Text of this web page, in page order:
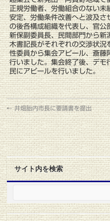
正規労働者、労働組合のない
安定、労働条件改善へと波及
の後各構成組織を代表し、官
新保副委員長、民間部門から
木書記長がそれぞれの交渉状
性委員から集会アピール、斎
行いました。集会終了後、デ
民にアピールを行いました。
←井畑胎内市長に要請書を提出
サイト内を検索